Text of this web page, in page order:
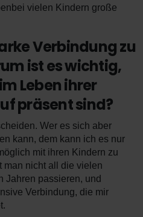
vielen Kindern große
Verbindung zu
ist es wichtig,
Leben ihrer
präsent sind?
Wer es sich aber
kann, dem kann ich es nur
mit ihren Kindern zu
man nicht all die vielen
Jahren passieren, und
Verbindung, die mir